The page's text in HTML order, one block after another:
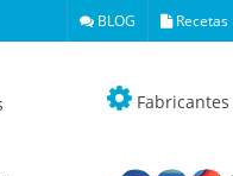
BLOG Recetas
Fabricantes